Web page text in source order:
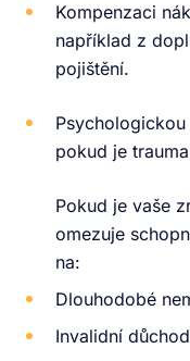
Kompenzaci
například z
pojištění.
pokud je
Pokud je vaše
omezuje
na:
Dlouhodobé
Invalidní